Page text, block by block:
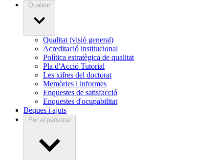
Qualitat
Qualitat (visió general)
Acreditació institucional
Política estratègica de qualitat
Pla d'Acció Tutorial
Les xifres del doctorat
Memòries i informes
Enquestes de satisfacció
Enquestes d'ocupabilitat
Beques i ajuts
Per al personal